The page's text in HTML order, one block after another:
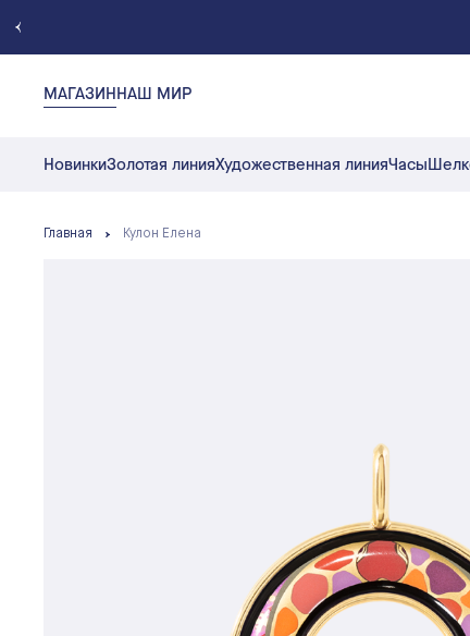
МАГАЗИННАШ МИР
НовинкиЗолотая линияХудожественная линияЧасы
Главная Кулон Елена